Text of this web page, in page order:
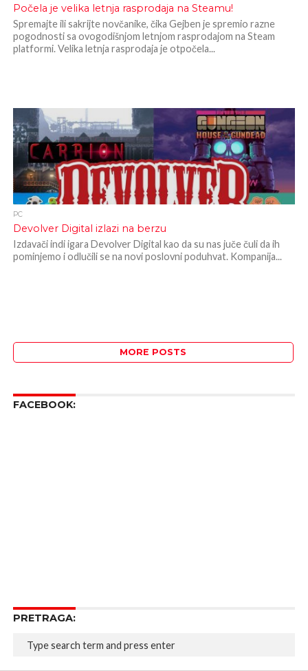
Počela je velika letnja rasprodaja na Steamu!
Spremajte ili sakrijte novčanike, čika Gejben je spremio razne
pogodnosti sa ovogodišnjom letnjom rasprodajom na Steam
platformi. Velika letnja rasprodaja je otpočela...
PC
Devolver Digital izlazi na berzu
Izdavači indi igara Devolver Digital kao da su nas juče čuli da ih
pominjemo i odlučili se na novi poslovni poduhvat. Kompanija...
MORE POSTS
FACEBOOK:
PRETRAGA: